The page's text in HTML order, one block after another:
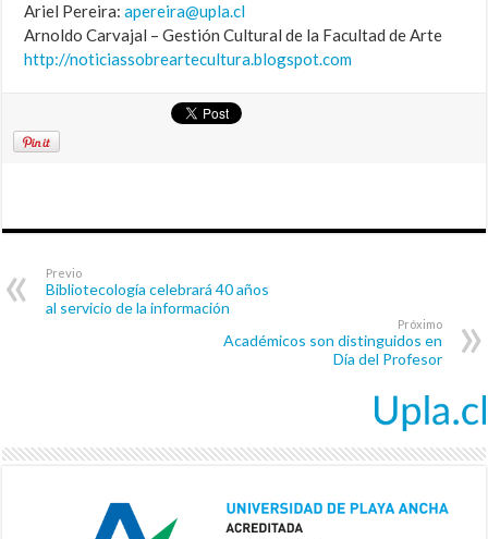
Ariel Pereira:apereira@upla.cl
Arnoldo Carvajal – Gestión Cultural de la Facultad de Arte
http://noticiassobreartecultura.blogspot.com
Previo
Bibliotecología celebrará 40 años
al servicio de la información
Próximo
Académicos son distinguidos en
Día del Profesor